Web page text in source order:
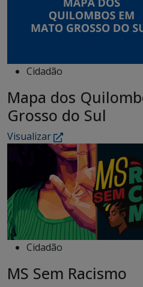
Cidadão
Mapa dos
Grosso do Sul
Visualizar
Cidadão
MS Sem Racismo